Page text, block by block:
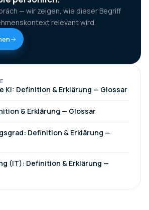
— wir zeigen, wie dieser Begriff
relevant wird.
KI: Definition & Erklärung — Glossar
& Erklärung — Glossar
Definition & Erklärung —
(IT): Definition & Erklärung —